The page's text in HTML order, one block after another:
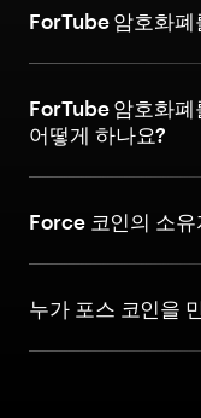
ForTube 암호화폐
ForTube 암호화폐
어떻게 하나요?
Force 코인의 소
누가 포스 코인을